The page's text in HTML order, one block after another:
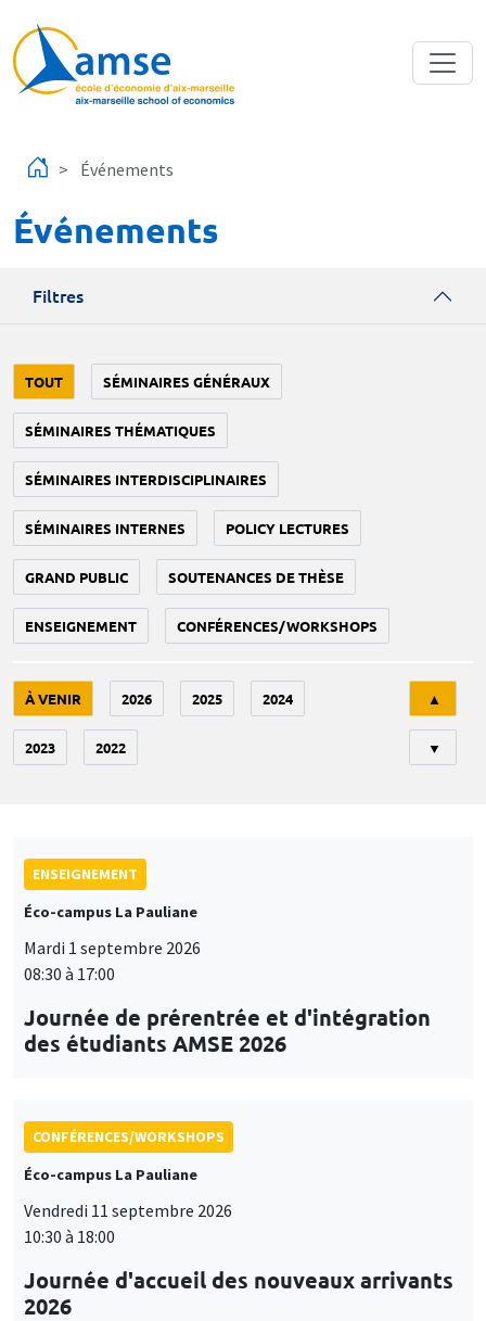
Événements
Événements
Filtres
TOUT SÉMINAIRES GÉNÉRAUX
SÉMINAIRES THÉMATIQUES
SÉMINAIRES INTERDISCIPLINAIRES
SÉMINAIRES INTERNES POLICY LECTURES
GRAND PUBLIC SOUTENANCES DE THÈSE
ENSEIGNEMENT CONFÉRENCES/WORKSHOPS
À VENIR 2026 2025 2024
2023 2022
▲
▼
ENSEIGNEMENT
Éco-campus La Pauliane
Mardi 1 septembre 2026
08:30 à 17:00
Journée de prérentrée et d'intégration
des étudiants AMSE 2026
CONFÉRENCES/WORKSHOPS
Éco-campus La Pauliane
Vendredi 11 septembre 2026
10:30 à 18:00
Journée d'accueil des nouveaux arrivants
2026